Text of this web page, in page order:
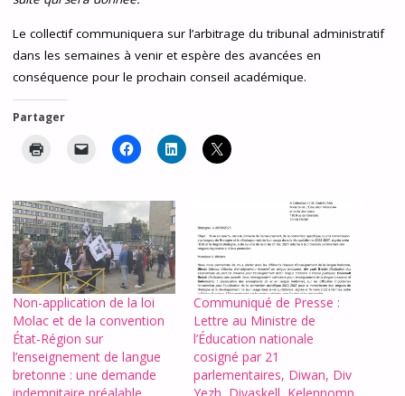
Le collectif communiquera sur l’arbitrage du tribunal administratif
dans les semaines à venir etespère des avancées en
conséquence pour le prochain conseil académique.
Partager
Non-application de la loi
Molac et de la convention
État-Région sur
l’enseignement de langue
bretonne : une demande
Communiqué de Presse :
Lettre au Ministre de
l’Éducation nationale
cosigné par 21
parlementaires, Diwan, Div